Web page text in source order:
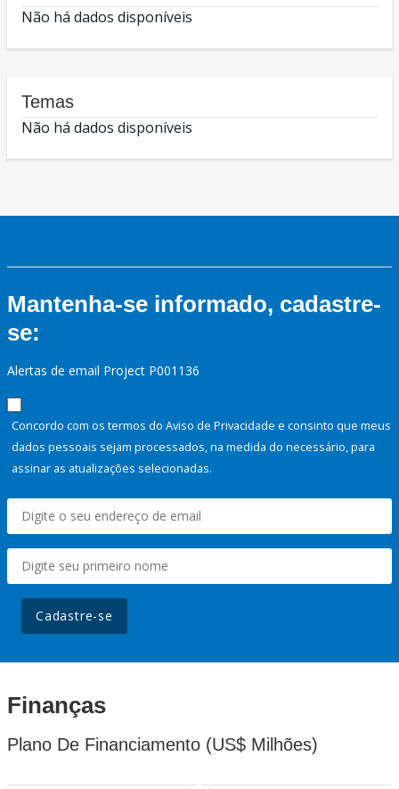
Não há dados disponíveis
Temas
Não há dados disponíveis
Mantenha-se informado, cadastre-
se:
Alertas de email Project P001136
Concordo com os termos do Aviso de Privacidade e consinto que meus
dados pessoais sejam processados, na medida do necessário, para
assinar as atualizações selecionadas.
Cadastre-se
Finanças
Plano De Financiamento (US$ Milhões)